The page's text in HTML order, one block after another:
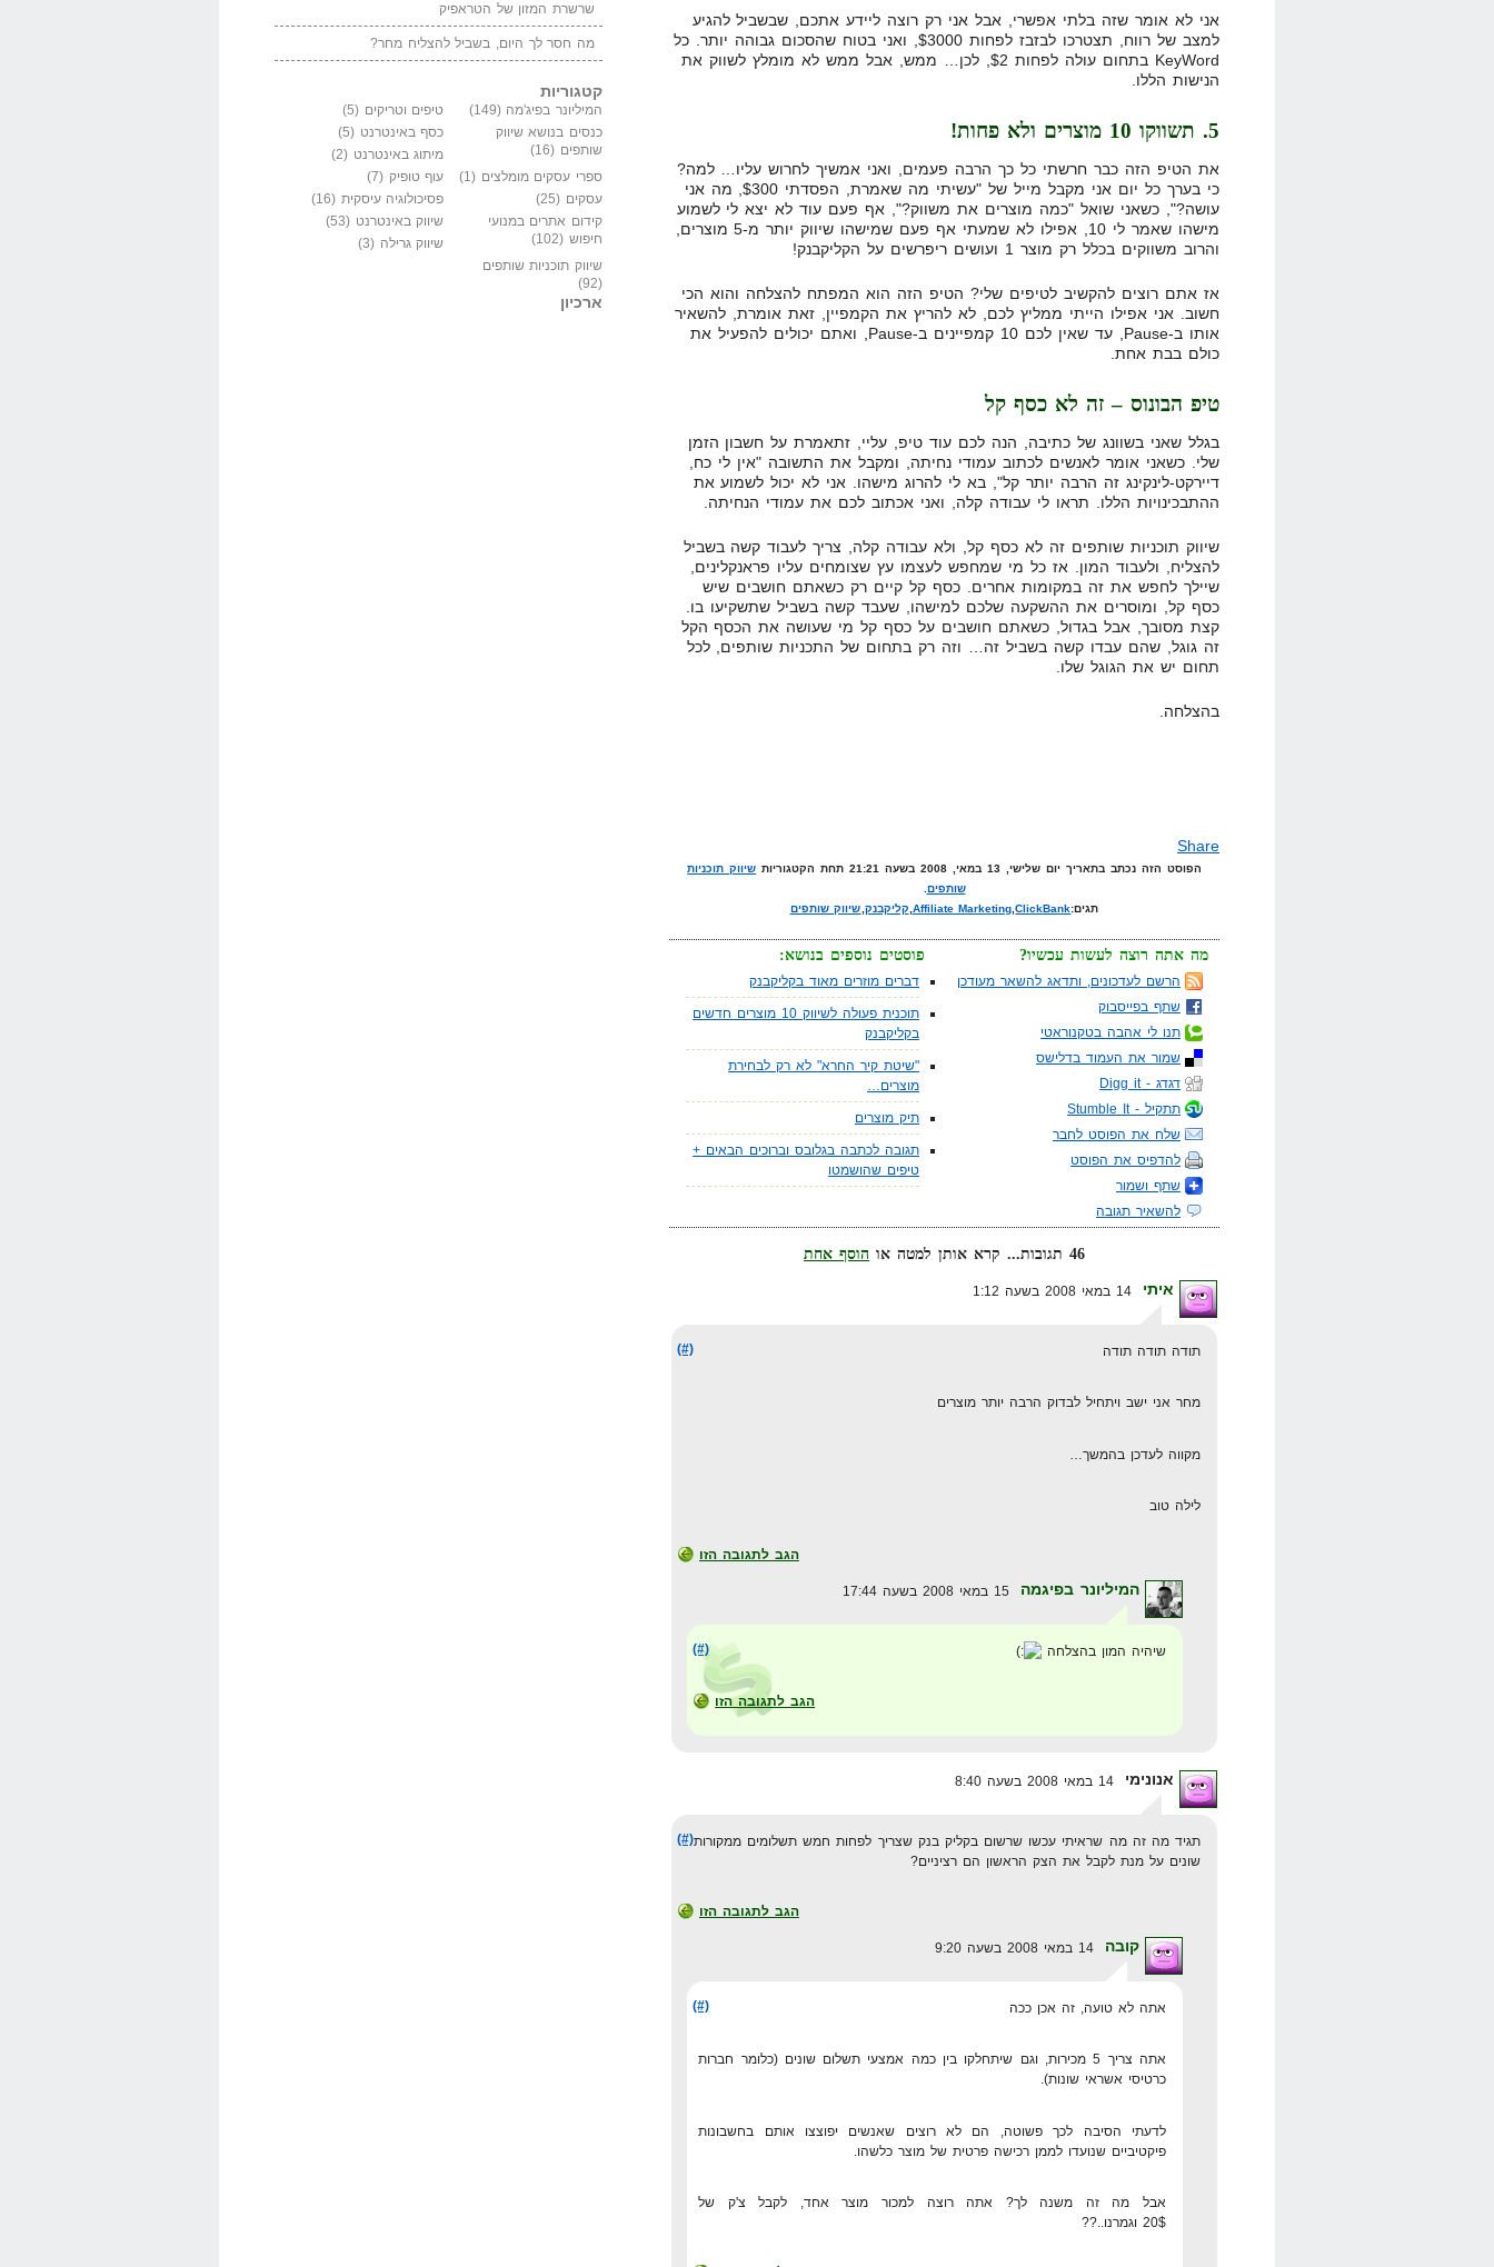
אני לא אומר שזה בלתי אפשרי, אבל אני רק רוצה ליידע אתכם, שבשביל להגיע
למצב של רווח, תצטרכו לבזבז לפחות $3000, ואני בטוח שהסכום גבוהה יותר. כל
KeyWord בתחום עולה לפחות $2, לכן… ממש, אבל ממש לא מומלץ לשווק את
הנישות הללו.
5. תשווקו 10 מוצרים ולא פחות!
את הטיפ הזה כבר חרשתי כל כך הרבה פעמים, ואני אמשיך לחרוש עליו… למה?
כי בערך כל יום אני מקבל מייל של "עשיתי מה שאמרת, הפסדתי $300, מה אני
עושה?", כשאני שואל "כמה מוצרים את משווק?", אף פעם עוד לא יצא לי לשמוע
מישהו שאמר לי 10, אפילו לא שמעתי אף פעם שמישהו שיווק יותר מ-5 מוצרים,
והרוב משווקים בכלל רק מוצר 1 ועושים ריפרשים על הקליקבנק!
אז אתם רוצים להקשיב לטיפים שלי? הטיפ הזה הוא המפתח להצלחה והוא הכי
חשוב. אני אפילו הייתי ממליץ לכם, לא להריץ את הקמפיין, זאת אומרת, להשאיר
אותו ב-Pause, עד שאין לכם 10 קמפיינים ב-Pause, ואתם יכולים להפעיל את
כולם בבת אחת.
טיפ הבונוס – זה לא כסף קל
בגלל שאני בשוונג של כתיבה, הנה לכם עוד טיפ, עליי, זתאמרת על חשבון הזמן
שלי. כשאני אומר לאנשים לכתוב עמודי נחיתה, ומקבל את התשובה "אין לי כח,
דיירקט-לינקינג זה הרבה יותר קל", בא לי להרוג מישהו. אני לא יכול לשמוע את
ההתבכינויות הללו. תראו לי עבודה קלה, ואני אכתוב לכם את עמודי הנחיתה.
שיווק תוכניות שותפים זה לא כסף קל, ולא עבודה קלה, צריך לעבוד קשה בשביל
להצליח, ולעבוד המון. אז כל מי שמחפש לעצמו עץ שצומחים עליו פראנקלינים,
שיילך לחפש את זה במקומות אחרים. כסף קל קיים רק כשאתם חושבים שיש
כסף קל, ומוסרים את ההשקעה שלכם למישהו, שעבד קשה בשביל שתשקיעו בו.
קצת מסובך, אבל בגדול, כשאתם חושבים על כסף קל מי שעושה את הכסף הקל
זה גוגל, שהם עבדו קשה בשביל זה… וזה רק בתחום של התכניות שותפים, לכל
תחום יש את הגוגל שלו.
בהצלחה.
Share
הפוסט הזה נכתב בתאריך יום שלישי, 13 במאי, 2008 בשעה 21:21 תחת הקטגוריות
שיווק תוכניות
שותפים
תגים:
Affiliate Marketing ,ClickBank קליקבנק שיווק שותפים
פוסטים נוספים בנושא:
דברים מוזרים מאוד בקליקבנק
תוכנית פעולה לשיווק 10 מוצרים חדשים
בקליקבנק
"שיטת קיר החרא" לא רק לבחירת
מוצרים…
תיק מוצרים
תגובה לכתבה בגלובס וברוכים הבאים +
טיפים שהושמטו
מה אתה רוצה לעשות עכשיו?
הרשם לעדכונים, ותדאג להשאר מעודכן
שתף בפייסבוק
תנו לי אהבה בטקנוראטי
שמור את העמוד בדלישס
דגדג - Digg it
תתקיל - Stumble It
שלח את הפוסט לחבר
להדפיס את הפוסט
שתף ושמור
להשאיר תגובה
46 תגובות... קרא אותן למטה או
הוסף אחת
איתי
(#) תודה תודה תודה
מחר אני ישב ויתחיל לבדוק הרבה יותר מוצרים
מקווה לעדכן בהמשך…
לילה טוב
הגב לתגובה הזו
המיליונר בפיגמה
(#) שיהיה המון בהצלחה
הגב לתגובה הזו
אנונימי
(#)תגיד מה זה מה שראיתי עכשו שרשום בקליק בנק שצריך לפחות חמש תשלומים ממקורות
שונים על מנת לקבל את הצק הראשון הם רציניים?
הגב לתגובה הזו
קובה
(#) אתה לא טועה, זה אכן ככה
אתה צריך 5 מכירות, וגם שיתחלקו בין כמה אמצעי תשלום שונים (כלומר חברות
כרטיסי אשראי שונות).
לדעתי הסיבה לכך פשוטה, הם לא רוצים שאנשים יפוצצו אותם בחשבונות
פיקטיביים שנועדו לממן רכישה פרטית של מוצר כלשהו.
אבל מה זה משנה לך? אתה רוצה למכור מוצר אחד, לקבל צ'ק של
20$ וגמרנו..??
שרשרת המזון של הטראפיק
מה חסר לך היום, בשביל להצליח מחר?
קטגוריות
המיליונר בפיג'מה (149) טיפים וטריקים (5)
כנסים בנושא שיווק
שותפים (16)
כסף באינטרנט (5)
מיתוג באינטרנט (2)
ספרי עסקים מומלצים (1) עוף טופיק (7)
עסקים (25) פסיכולוגיה עיסקית (16)
קידום אתרים במנועי
חיפוש (102)
שיווק באינטרנט (53)
שיווק גרילה (3)
שיווק תוכניות שותפים
(92)
ארכיון